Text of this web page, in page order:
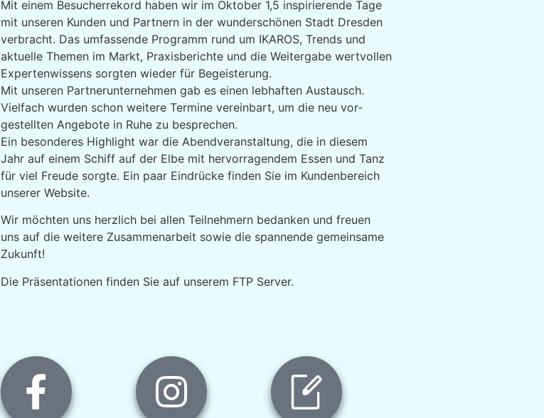
Mit einem Besucher­rekord haben wir im Oktober 1,5 in­spirierende Tage
mit unseren Kunden und Partnern in der wunder­schönen Stadt Dresden
ver­bracht. Das um­fassende Programm rund um IKAROS, Trends und
aktuelle Themen im Markt, Praxis­berichte und die Weitergabe wert­vollen
Experten­wissens sorgten wieder für Be­geisterung.
Mit unseren Partnerunternehmen gab es einen leb­haften Austausch.
Vielfach wurden schon weitere Termine vereinbart, um die neu vor­
gestellten Angebote in Ruhe zu besprechen.
Ein beson­deres High­light war die Abend­veranstaltung, die in diesem
Jahr auf einem Schiff auf der Elbe mit hervor­ragendem Essen und Tanz
für viel Freude sorgte. Ein paar Eindrücke finden Sie im Kundenbereich
unserer Website.
Wir möchten uns herz­lich bei allen Teil­nehmern bedanken und freuen
uns auf die weitere Zusammen­arbeit sowie die spannende ge­meinsame
Zukunft!
Die Präsentationen finden Sie auf unserem FTP Server.